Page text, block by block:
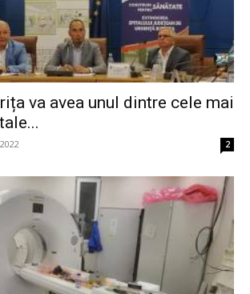
va avea unul dintre cele mai
2